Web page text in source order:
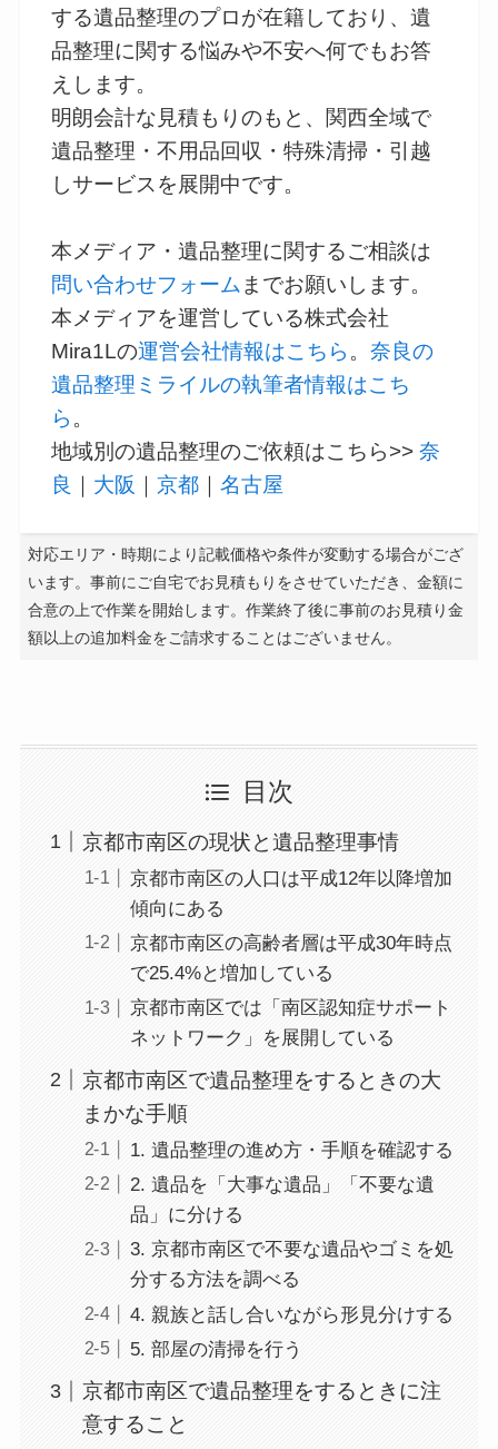
する遺品整理のプロが在籍しており、遺
品整理に関する悩みや不安へ何でもお答
えします。
明朗会計な見積もりのもと、関西全域で
遺品整理・不用品回収・特殊清掃・引越
しサービスを展開中です。
本メディア・遺品整理に関するご相談は
問い合わせフォーム までお願いします。
本メディアを運営している株式会社
Mira1Lの運営会社情報はこちら 。奈良の
遺品整理ミライルの執筆者情報はこち
ら 。
地域別の遺品整理のご依頼はこちら>>奈
良
大阪 ｜京都 ｜名古屋
対応エリア・時期により記載価格や条件が変動する場合がござ
います。事前にご自宅でお見積もりをさせていただき、金額に
合意の上で作業を開始します。作業終了後に事前のお見積り金
額以上の追加料金をご請求することはございません。
目次
京都市南区の現状と遺品整理事情
京都市南区の人口は平成12年以降増加
傾向にある
京都市南区の高齢者層は平成30年時点
で25.4%と増加している
京都市南区では「南区認知症サポート
ネットワーク」を展開している
京都市南区で遺品整理をするときの大
まかな手順
1. 遺品整理の進め方・手順を確認する
2. 遺品を「大事な遺品」「不要な遺
品」に分ける
3. 京都市南区で不要な遺品やゴミを処
分する方法を調べる
4. 親族と話し合いながら形見分けする
5. 部屋の清掃を行う
京都市南区で遺品整理をするときに注
意すること